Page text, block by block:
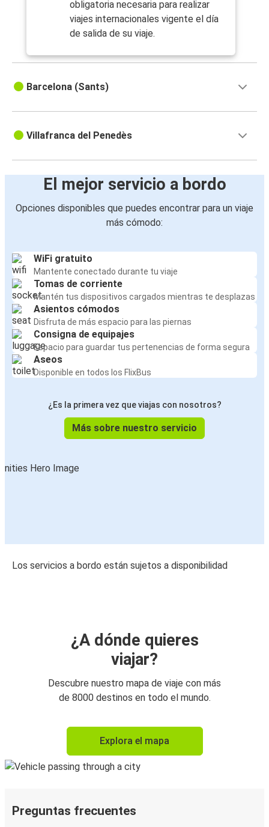
obligatoria necesaria para realizar
viajes internacionales vigente el día
de salida de su viaje.
Barcelona (Sants)
Villafranca del Penedès
El mejor servicio a bordo
Opciones disponibles que puedes encontrar para un viaje
más cómodo:
WiFi gratuito
Mantente conectado durante tu viaje
Tomas de corriente
Mantén tus dispositivos cargados mientras te desplazas
Asientos cómodos
Disfruta de más espacio para las piernas
Consigna de equipajes
Espacio para guardar tus pertenencias de forma segura
Aseos
Disponible en todos los FlixBus
¿Es la primera vez que viajas con nosotros?
Más sobre nuestro servicio
Los servicios a bordo están sujetos a disponibilidad
¿A dónde quieres
viajar?
Descubre nuestro mapa de viaje con más
de 8000 destinos en todo el mundo.
Explora el mapa
Preguntas frecuentes